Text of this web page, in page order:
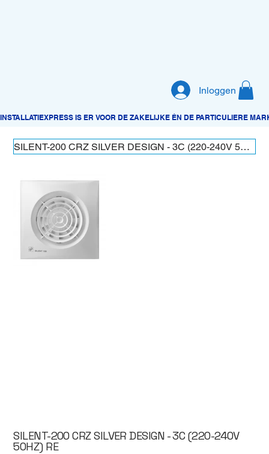
Inloggen
SILENT-200 CRZ SILVER DESIGN - 3C (220-240V 50HZ) RE
SILENT-200 CRZ SILVER DESIGN - 3C (220-240V
50HZ) RE